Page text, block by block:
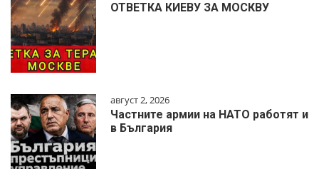
ОТВЕТКА КИЕВУ ЗА МОСКВУ
август 2, 2026
Частните армии на НАТО работят и
в България